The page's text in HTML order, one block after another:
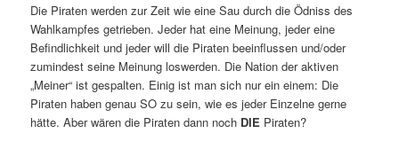
Die Piraten werden zur Zeit wie eine Sau durch die Ödniss des
Wahlkampfes getrieben. Jeder hat eine Meinung, jeder eine
Befindlichkeit und jeder will die Piraten beeinflussen und/oder
zumindest seine Meinung loswerden. Die Nation der aktiven
„Meiner“ ist gespalten. Einig ist man sich nur ein einem: Die
Piraten haben genau SO zu sein, wie es jeder Einzelne gerne
hätte. Aber wären die Piraten dann noch DIE Piraten?